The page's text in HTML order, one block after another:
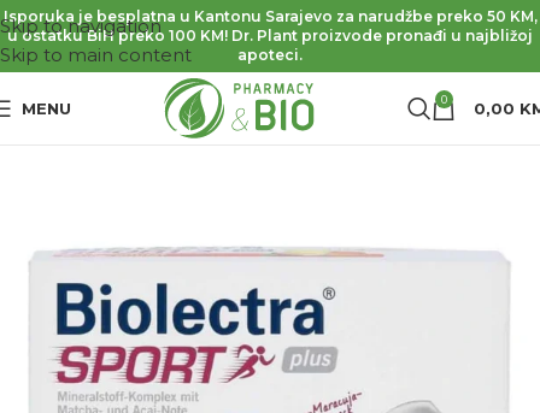
Skip to navigation
Skip to main content
Isporuka je besplatna u Kantonu Sarajevo za narudžbe preko 50 KM,
u ostatku BiH preko 100 KM! Dr. Plant proizvode pronađi u najbližoj
apoteci.
MENU 0 0,00